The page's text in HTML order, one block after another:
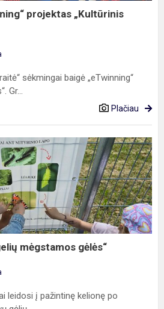
projektas „Kultūrinis
sėkmingai baigė „eTwinning“
Gr...
Plačiau
mėgstamos gėlės“
leidosi į pažintinę kelionę po